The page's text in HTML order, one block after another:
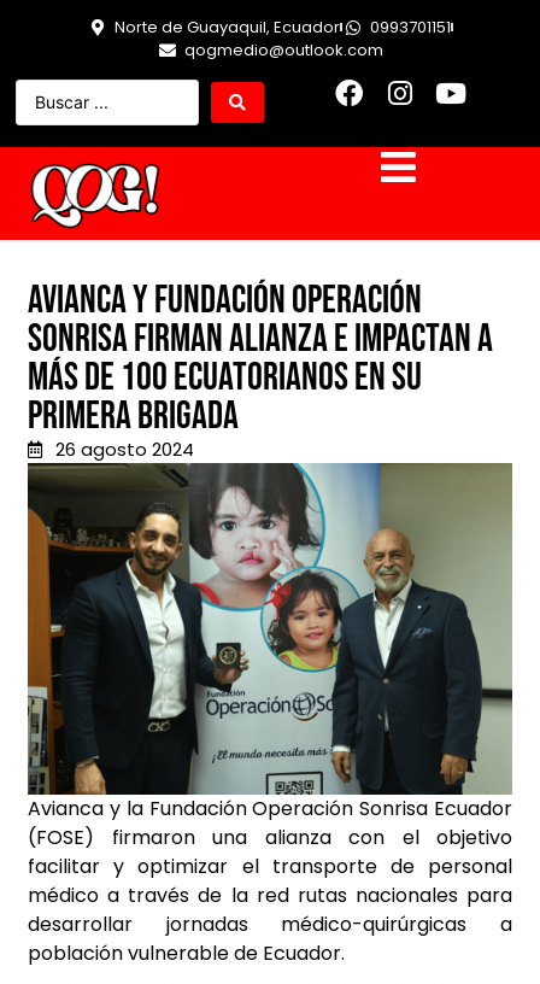
Norte de Guayaquil, Ecuador
0993701151
qogmedio@outlook.com
Avianca y Fundación Operación
Sonrisa firman alianza e impactan a
más de 100 ecuatorianos en su
primera brigada
26 agosto 2024
Avianca y la Fundación Operación Sonrisa Ecuador
(FOSE) firmaron una alianza con el objetivo
facilitar y optimizar el transporte de personal
médico a través de la red rutas nacionales para
desarrollar jornadas médico-quirúrgicas a
población vulnerable de Ecuador.